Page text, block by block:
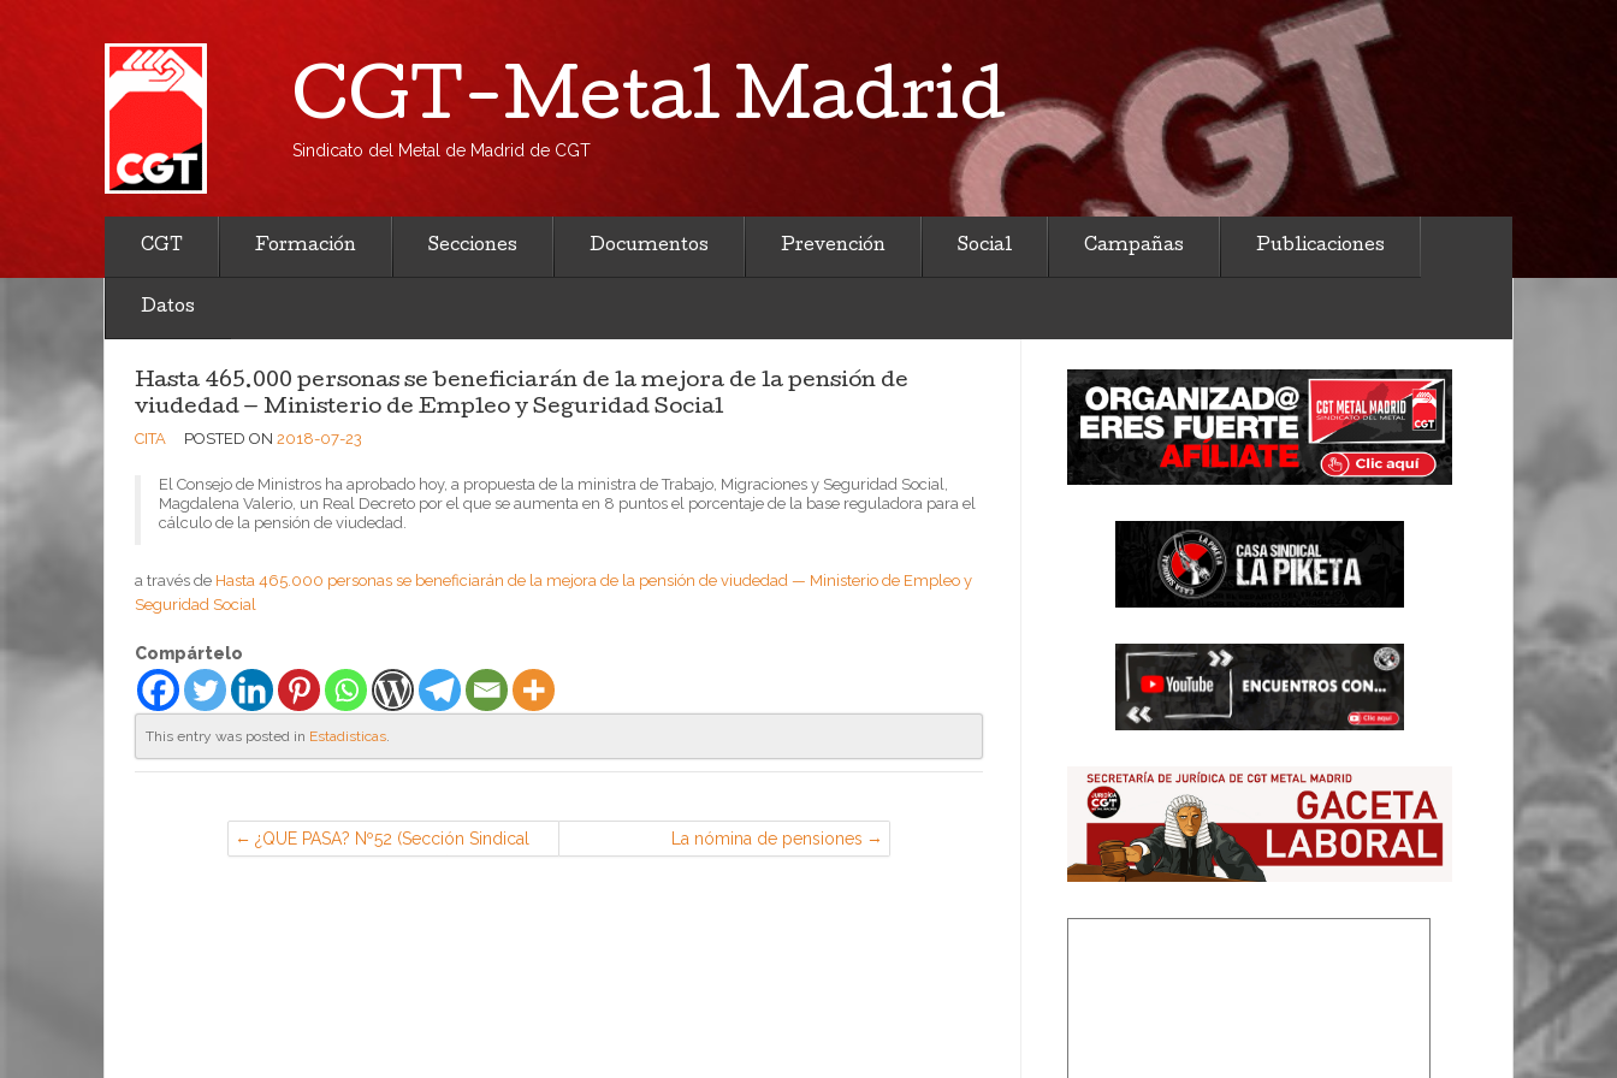
CGT-Metal Madrid
Sindicato del Metal de Madrid de CGT
CGT Formación Secciones Documentos Prevención Social Campañas Publicaciones
Datos
Hasta 465.000 personas se beneficiarán de la mejora de la pensión de
viudedad — Ministerio de Empleo y Seguridad Social
CITA POSTED ON 2018-07-23
El Consejo de Ministros ha aprobado hoy, a propuesta de la ministra de Trabajo, Migraciones y Seguridad Social,
Magdalena Valerio, un Real Decreto por el que se aumenta en 8 puntos el porcentaje de la base reguladora para el
cálculo de la pensión de viudedad.
a través de Hasta 465.000 personas se beneficiarán de la mejora de la pensión de viudedad — Ministerio de Empleo y
Seguridad Social
Compártelo
This entry was posted in Estadisticas.
¿QUE PASA? Nº52 (Sección Sindical
de CGT en CESA, Getafe)
La nómina de pensiones
contributivas alcanza los 9.032